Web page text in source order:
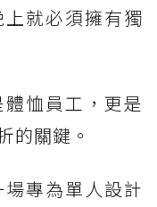
就必須擁有獨
恤員工，更是
的關鍵。
專為單人設計